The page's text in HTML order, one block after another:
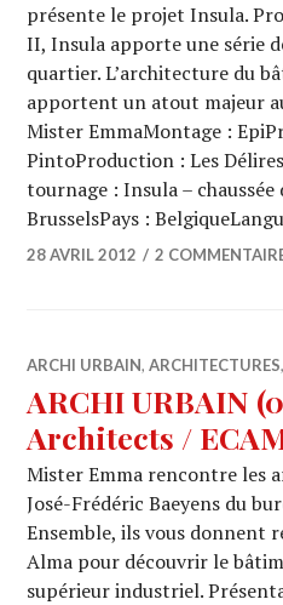
présente le projet Insula.
II, Insula apporte une série
quartier. L’architecture du
apportent un atout majeur
Mister EmmaMontage :
PintoProduction : Les
tournage : Insula – chaussée
BrusselsPays :
28 AVRIL 2012 2
ARCHI URBAIN,ARCHITECTURES,
ARCHI URBAIN
Architects /
Mister Emma rencontre les
José-Frédéric Baeyens du
Ensemble, ils vous donnent
Alma pour découvrir le
supérieur industriel.